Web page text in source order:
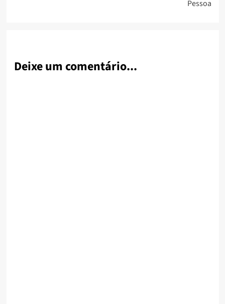
Pessoa
Deixe um comentário...